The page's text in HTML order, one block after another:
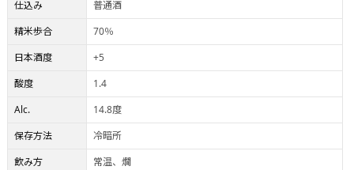
仕込み
普通酒
精米歩合
70％
日本酒度
+5
酸度
1.4
Alc.
14.8度
保存方法
冷暗所
飲み方
常温、燗